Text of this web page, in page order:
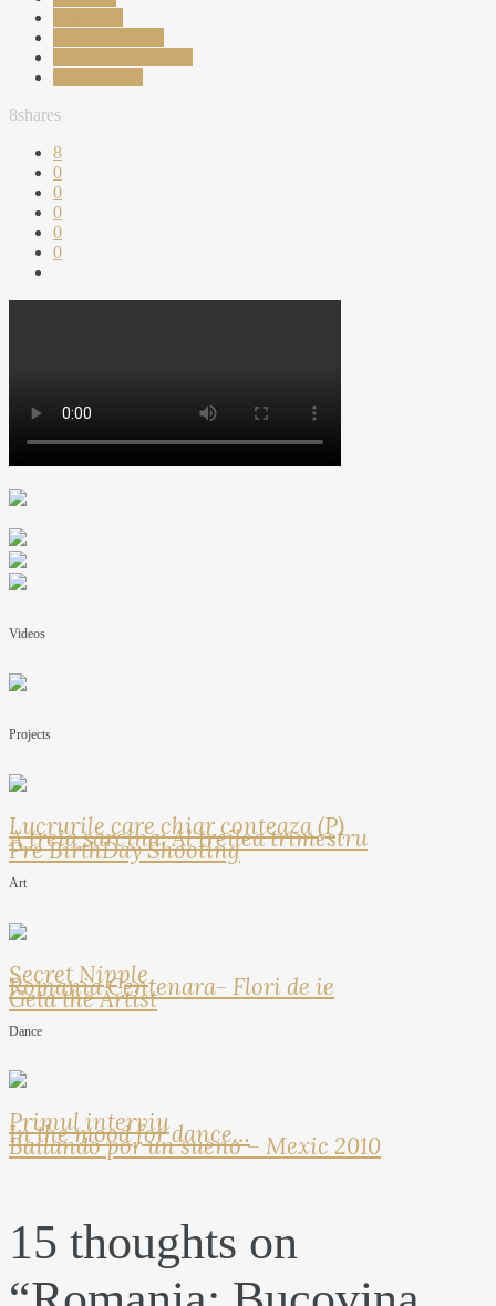
8shares
8
0
0
0
0
0
Videos
Projects
Lucrurile care chiar conteaza (P)
A treia sarcina: Al treilea trimestru
Pre BirthDay Shooting
Art
Secret Nipple
Romania Centenara- Flori de ie
Geta the Artist
Dance
Primul interviu
In the mood for dance…
Bailando por un sueno – Mexic 2010
15 thoughts on